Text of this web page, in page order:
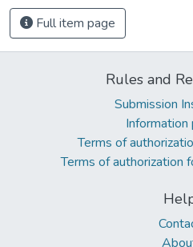
Full item page
Rules and
Submission
Information
Terms of
Terms of authorization